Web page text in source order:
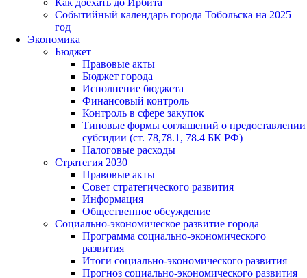
Как доехать до Ирбита
Событийный календарь города Тобольска на 2025
год
Экономика
Бюджет
Правовые акты
Бюджет города
Исполнение бюджета
Финансовый контроль
Контроль в сфере закупок
Типовые формы соглашений о предоставлении
субсидии (ст. 78,78.1, 78.4 БК РФ)
Налоговые расходы
Стратегия 2030
Правовые акты
Совет стратегического развития
Информация
Общественное обсуждение
Социально-экономическое развитие города
Программа социально-экономического
развития
Итоги социально-экономического развития
Прогноз социально-экономического развития